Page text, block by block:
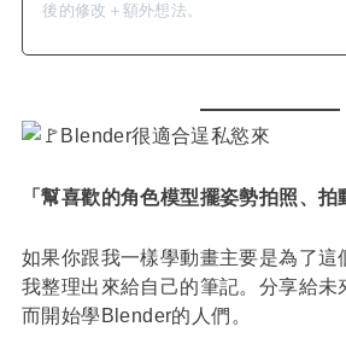
後的修改＋額外想法。
Blender很適合逞私慾來
「幫喜歡的角色模型擺姿勢拍照、拍
如果你跟我一樣學動畫主要是為了這
我整理出來給自己的筆記。分享給未
而開始學Blender的人們。